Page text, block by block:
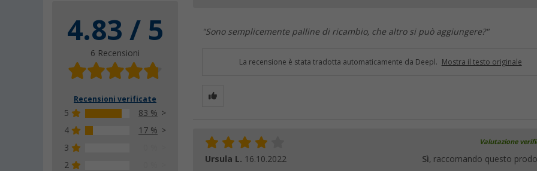
4.83 / 5
6 Recensioni
Recensioni verificate
5
83 %
4
17 %
3
2
"Sono semplicemente palline di ricambio, che altro si può aggiungere?"
La recensione è stata tradotta automaticamente da Deepl. Mostra il testo originale
Valutazione
Ursula L. 16.10.2022 Sì, raccomando questo